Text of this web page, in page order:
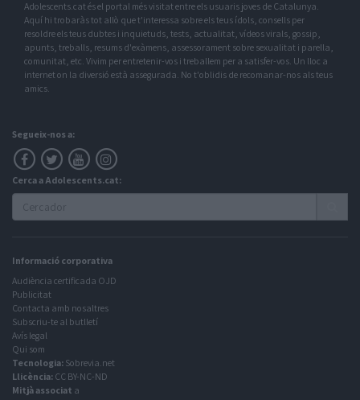
Adolescents.cat és el portal més visitat entre els usuaris joves de Catalunya.
Aquí hi trobaràs tot allò que t'interessa sobre els teus ídols, consells per
resoldre els teus dubtes i inquietuds, tests, actualitat, vídeos virals, gossip,
apunts, treballs, resums d'exàmens, assessorament sobre sexualitat i parella,
comunitat, etc. Vivim per entretenir-vos i treballem per a satisfer-vos. Un lloc a
internet on la diversió està assegurada. No t'oblidis de recomanar-nos als teus
amics.
Segueix-nos a:
Cerca a Adolescents.cat:
Informació corporativa
Audiència certificada OJD
Publicitat
Contacta amb nosaltres
Subscriu-te al butlletí
Avís legal
Qui som
Tecnologia: Sobrevia.net
Llicència: CC BY-NC-ND
Mitjà associat a